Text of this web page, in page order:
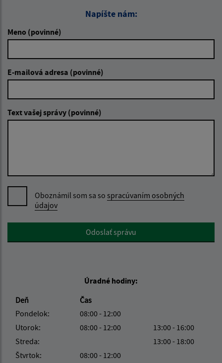
Napíšte nám:
Meno (povinné)
E-mailová adresa (povinné)
Text vašej správy (povinné)
Oboznámil som sa so spracúvaním osobných
údajov
Google reCaptcha ResponseOdoslať správu
Úradné hodiny:
Deň
Čas
Pondelok:
08:00 - 12:00
Utorok:
08:00 - 12:00
13:00 - 16:00
Streda:
13:00 - 18:00
Štvrtok:
08:00 - 12:00